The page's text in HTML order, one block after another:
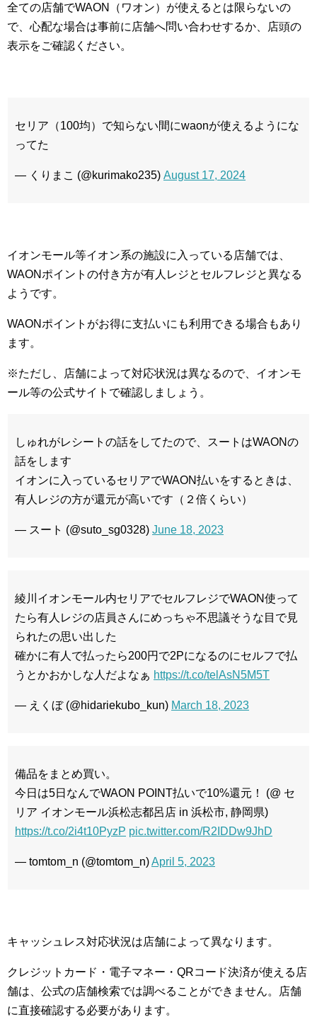
全ての店舗でWAON（ワオン）が使えるとは限らないの
で、心配な場合は事前に店舗へ問い合わせするか、店頭の
表示をご確認ください。
セリア（100均）で知らない間にwaonが使えるようにな
ってた
— くりまこ (@kurimako235) August 17, 2024
イオンモール等イオン系の施設に入っている店舗では、
WAONポイントの付き方が有人レジとセルフレジと異なる
ようです。
WAONポイントがお得に支払いにも利用できる場合もあり
ます。
※ただし、店舗によって対応状況は異なるので、イオンモ
ール等の公式サイトで確認しましょう。
しゅれがレシートの話をしてたので、スートはWAONの
話をします
イオンに入っているセリアでWAON払いをするときは、
有人レジの方が還元が高いです（２倍くらい）
— スート (@suto_sg0328) June 18, 2023
綾川イオンモール内セリアでセルフレジでWAON使って
たら有人レジの店員さんにめっちゃ不思議そうな目で見
られたの思い出した
確かに有人で払ったら200円で2Pになるのにセルフで払
うとかおかしな人だよなぁ https://t.co/telAsN5M5T
— えくぼ (@hidariekubo_kun) March 18, 2023
備品をまとめ買い。
今日は5日なんでWAON POINT払いで10%還元！ (@ セ
リア イオンモール浜松志都呂店 in 浜松市, 静岡県)
https://t.co/2i4t10PyzP pic.twitter.com/R2IDDw9JhD
— tomtom_n (@tomtom_n)April 5, 2023
キャッシュレス対応状況は店舗によって異なります。
クレジットカード・電子マネー・QRコード決済が使える店
舗は、公式の店舗検索では調べることができません。店舗
に直接確認する必要があります。